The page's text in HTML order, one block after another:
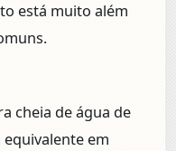
está muito além
cheia de água de
em